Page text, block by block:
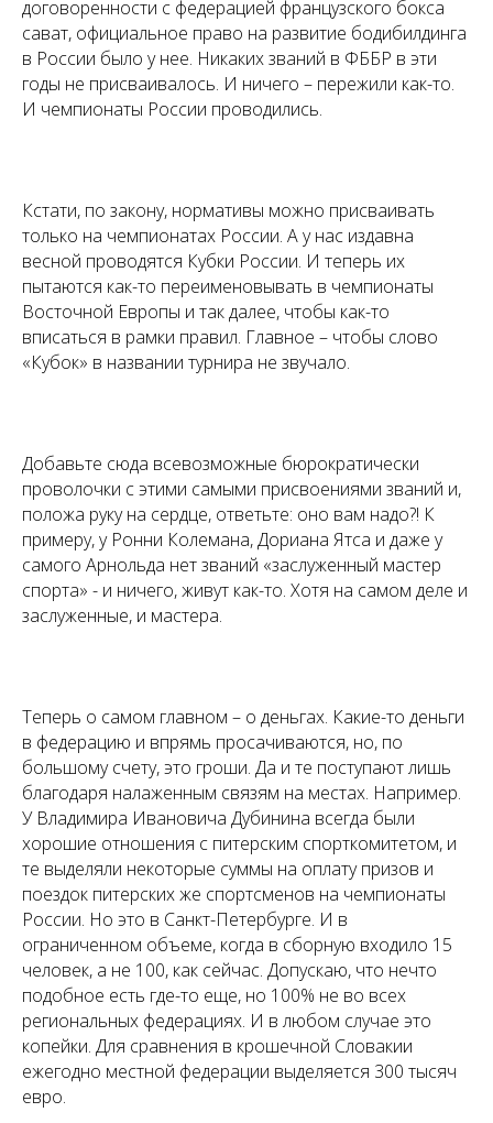
договоренности с федерацией французского бокса
сават, официальное право на развитие бодибилдинга
в России было у нее. Никаких званий в ФББР в эти
годы не присваивалось. И ничего – пережили как-то.
И чемпионаты России проводились.
Кстати, по закону, нормативы можно присваивать
только на чемпионатах России. А у нас издавна
весной проводятся Кубки России. И теперь их
пытаются как-то переименовывать в чемпионаты
Восточной Европы и так далее, чтобы как-то
вписаться в рамки правил. Главное – чтобы слово
«Кубок» в названии турнира не звучало.
Добавьте сюда всевозможные бюрократически
проволочки с этими самыми присвоениями званий и,
положа руку на сердце, ответьте: оно вам надо?! К
примеру, у Ронни Колемана, Дориана Ятса и даже у
самого Арнольда нет званий «заслуженный мастер
спорта» - и ничего, живут как-то. Хотя на самом деле и
заслуженные, и мастера.
Теперь о самом главном – о деньгах. Какие-то деньги
в федерацию и впрямь просачиваются, но, по
большому счету, это гроши. Да и те поступают лишь
благодаря налаженным связям на местах. Например.
У Владимира Ивановича Дубинина всегда были
хорошие отношения с питерским спорткомитетом, и
те выделяли некоторые суммы на оплату призов и
поездок питерских же спортсменов на чемпионаты
России. Но это в Санкт-Петербурге. И в
ограниченном объеме, когда в сборную входило 15
человек, а не 100, как сейчас. Допускаю, что нечто
подобное есть где-то еще, но 100% не во всех
региональных федерациях. И в любом случае это
копейки. Для сравнения в крошечной Словакии
ежегодно местной федерации выделяется 300 тысяч
евро.